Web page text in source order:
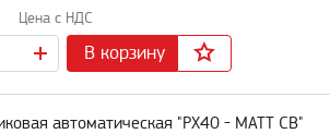
В корзину
автоматическая "PX40 - MATT CB"